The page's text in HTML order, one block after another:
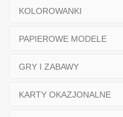
KOLOROWANKI
PAPIEROWE MODELE
GRY I ZABAWY
KARTY OKAZJONALNE